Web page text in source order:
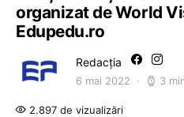
organizat de World
Edupedu.ro
Redacția
6 mai 2022 3
2.897 de vizualizări